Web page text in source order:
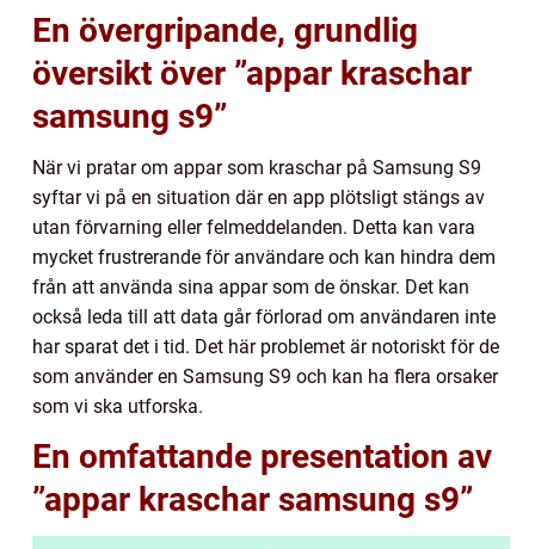
En övergripande, grundlig
översikt över ”appar kraschar
samsung s9”
När vi pratar om appar som kraschar på Samsung S9
syftar vi på en situation där en app plötsligt stängs av
utan förvarning eller felmeddelanden. Detta kan vara
mycket frustrerande för användare och kan hindra dem
från att använda sina appar som de önskar. Det kan
också leda till att data går förlorad om användaren inte
har sparat det i tid. Det här problemet är notoriskt för de
som använder en Samsung S9 och kan ha flera orsaker
som vi ska utforska.
En omfattande presentation av
”appar kraschar samsung s9”